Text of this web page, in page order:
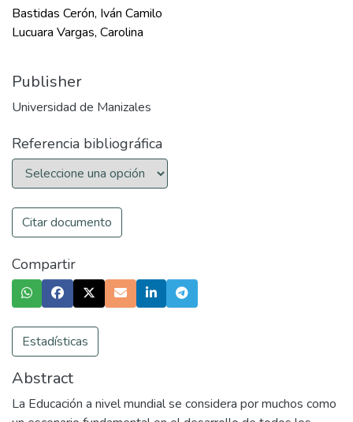
Bastidas Cerón, Iván Camilo
Lucuara Vargas, Carolina
Publisher
Universidad de Manizales
Referencia bibliográfica
Citar documento
Compartir
Estadísticas
Abstract
La Educación a nivel mundial se considera por muchos como